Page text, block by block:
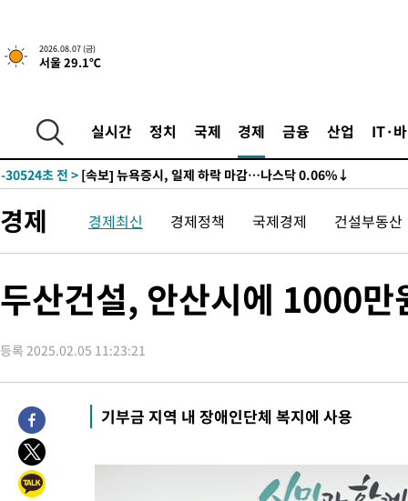
2026.08.07 (금)
서울 29.1℃
실시간 정치 국제 경제 금융 산업 IT·
-30524초 전 > [속보] 뉴욕증시, 일제 하락 마감…나스닥 0.06%↓
경제 경제최신 경제정책 국제경제 건설부동산
두산건설, 안산시에 1000
등록 2025.02.05 11:23:21
기부금 지역 내 장애인단체 복지에 사용